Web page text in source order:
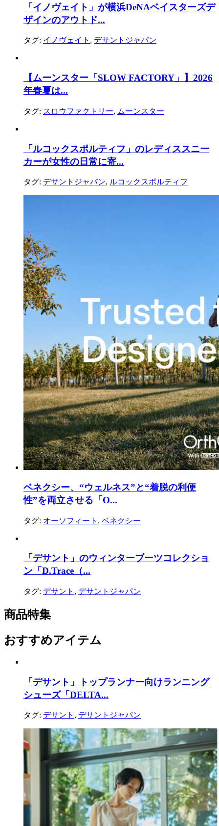
「イノヴェイト」が横浜DeNAベイスターズデ
ザインのアウトド...
タグ: イノヴェイト , デサントジャパン
【ムーンスター「SLOW FACTORY」】2026
年春夏は...
タグ: スロウファクトリー, ムーンスター
「ルコックスポルティフ」のレディススニー
カーが女性の日常に寄...
タグ: デサントジャパン, ルコックスポルティフ
ベネクシー、“ウェルネス”と“着脱の利便
性”を両立させる「O...
タグ: オーソフィート , ベネクシー
「デサント」のウィンターブーツコレクショ
ン「D.Trace（...
タグ: デサント , デサントジャパン
商品特集
おすすめアイテム
「デサント」トップランナー向けランニング
シューズ「DELTA...
タグ: デサント , デサントジャパン